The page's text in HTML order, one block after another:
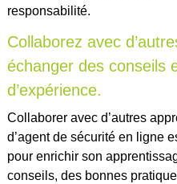
responsabilité.
Collaborez avec
échanger des conseils
d’expérience.
Collaborer avec d’autres
d’agent de sécurité en ligne
pour enrichir son
conseils, des bonnes